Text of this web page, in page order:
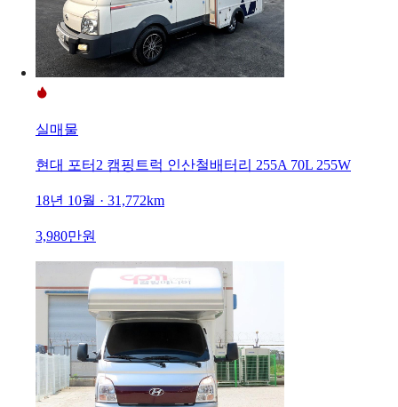
실매물
현대 포터2 캠핑트럭 인산철배터리 255A 70L 255W
18년 10월 · 31,772km
3,980만원